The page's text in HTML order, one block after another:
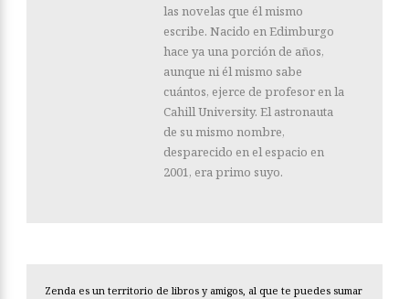
las novelas que él mismo
escribe. Nacido en Edimburgo
hace ya una porción de años,
aunque ni él mismo sabe
cuántos, ejerce de profesor en la
Cahill University. El astronauta
de su mismo nombre,
desparecido en el espacio en
2001, era primo suyo.
Zenda es un territorio de libros y amigos, al que te puedes sumar